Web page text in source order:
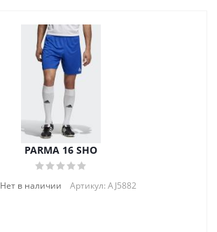
PARMA 16 SHO
Нет в наличии Артикул: AJ5882